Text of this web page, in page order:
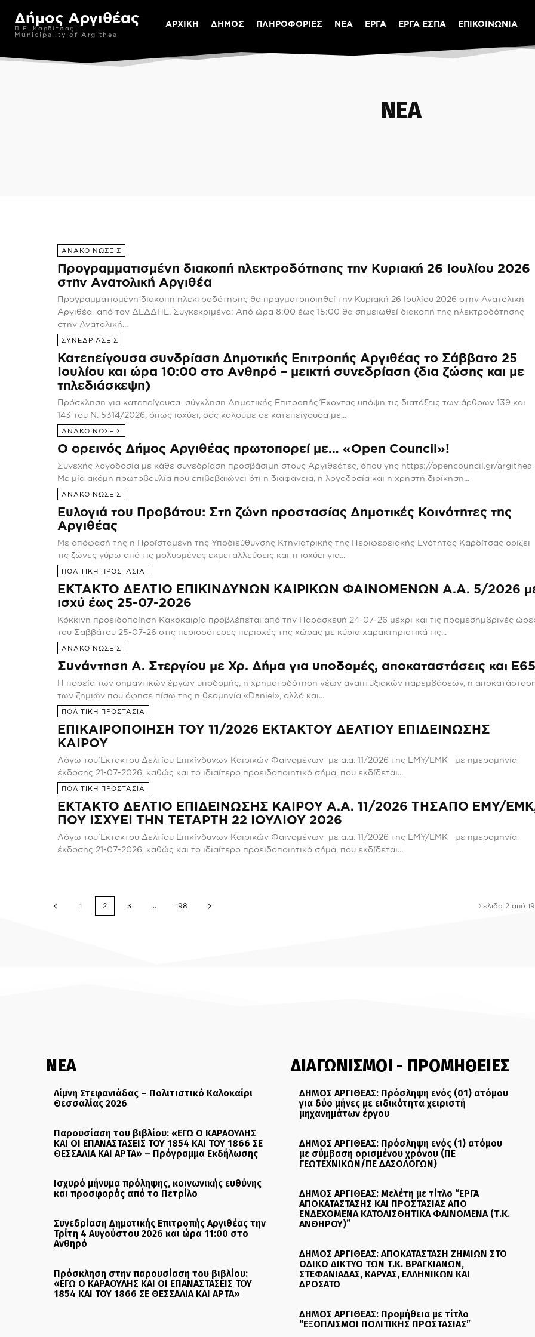
Δήμος Αργιθέας
Π.Ε. Καρδίτσας
Municipality of Argithea
ΑΡΧΙΚΗ ΔΗΜΟΣ ΠΛΗΡΟΦΟΡΙΕΣ ΝΕΑ ΕΡΓΑ ΕΡΓΑ ΕΣΠΑ ΕΠΙΚΟΙΝΩΝΙΑ
ΝΕΑ
ΑΝΑΚΟΙΝΩΣΕΙΣ
Προγραμματισμένη διακοπή ηλεκτροδότησης την Κυριακή 26 Ιουλίου 2026
στην Ανατολική Αργιθέα
Προγραμματισμένη διακοπή ηλεκτροδότησης θα πραγματοποιηθεί την Κυριακή 26 Ιουλίου 2026 στην Ανατολική
Αργιθέα από τον ΔΕΔΔΗΕ. Συγκεκριμένα: Από ώρα 8:00 έως 15:00 θα σημειωθεί διακοπή της ηλεκτροδότησης
στην Ανατολική...
ΣΥΝΕΔΡΙΑΣΕΙΣ
Κατεπείγουσα συνδρίαση Δημοτικής Επιτροπής Αργιθέας το Σάββατο 25
Ιουλίου και ώρα 10:00 στο Ανθηρό – μεικτή συνεδρίαση (δια ζώσης και με
τηλεδιάσκεψη)
Πρόσκληση για κατεπείγουσα σύγκληση Δημοτικής Επιτροπής Έχοντας υπόψη τις διατάξεις των άρθρων 139 και
143 του Ν. 5314/2026, όπως ισχύει, σας καλούμε σε κατεπείγουσα με...
ΑΝΑΚΟΙΝΩΣΕΙΣ
Ο ορεινός Δήμος Αργιθέας πρωτοπορεί με… «Open Council»!
Συνεχής λογοδοσία με κάθε συνεδρίαση προσβάσιμη στους Αργιθεάτες, όπου γης https://opencouncil.gr/argithea
Με μία ακόμη πρωτοβουλία που επιβεβαιώνει ότι η διαφάνεια, η λογοδοσία και η χρηστή διοίκηση...
ΑΝΑΚΟΙΝΩΣΕΙΣ
Ευλογιά του Προβάτου: Στη ζώνη προστασίας Δημοτικές Κοινότητες της
Αργιθέας
Με απόφασή της η Προϊσταμένη της Υποδιεύθυνσης Κτηνιατρικής της Περιφερειακής Ενότητας Καρδίτσας ορίζει
τις ζώνες γύρω από τις μολυσμένες εκμεταλλεύσεις και τι ισχύει για...
ΠΟΛΙΤΙΚΗ ΠΡΟΣΤΑΣΙΑ
ΕΚΤΑΚΤΟ ΔΕΛΤΙΟ ΕΠΙΚΙΝΔΥΝΩΝ ΚΑΙΡΙΚΩΝ ΦΑΙΝΟΜΕΝΩΝ Α.Α. 5/2026
ισχύ έως 25-07-2026
Κόκκινη προειδοποίηση Κακοκαιρία προβλέπεται από την Παρασκευή 24-07-26 μέχρι και τις προμεσημβρινές
του Σαββάτου 25-07-26 στις περισσότερες περιοχές της χώρας με κύρια χαρακτηριστικά τις...
ΑΝΑΚΟΙΝΩΣΕΙΣ
Συνάντηση Α. Στεργίου με Χρ. Δήμα για υποδομές, αποκαταστάσεις και Ε65
Η πορεία των σημαντικών έργων υποδομής, η χρηματοδότηση νέων αναπτυξιακών παρεμβάσεων, η
των ζημιών που άφησε πίσω της η θεομηνία «Daniel», αλλά και...
ΠΟΛΙΤΙΚΗ ΠΡΟΣΤΑΣΙΑ
ΕΠΙΚΑΙΡΟΠΟΙΗΣΗ ΤΟΥ 11/2026 ΕΚΤΑΚΤΟΥ ΔΕΛΤΙΟΥ ΕΠΙΔΕΙΝΩΣΗΣ
ΚΑΙΡΟΥ
Λόγω του Έκτακτου Δελτίου Επικίνδυνων Καιρικών Φαινομένων με α.α. 11/2026 της ΕΜΥ/ΕΜΚ με ημερομηνία
έκδοσης 21-07-2026, καθώς και το ιδιαίτερο προειδοποιητικό σήμα, που εκδίδεται...
ΠΟΛΙΤΙΚΗ ΠΡΟΣΤΑΣΙΑ
ΕΚΤΑΚΤΟ ΔΕΛΤΙΟ ΕΠΙΔΕΙΝΩΣΗΣ ΚΑΙΡΟΥ Α.Α. 11/2026 ΤΗΣΑΠΟ ΕΜΥ/
ΠΟΥ ΙΣΧΥΕΙ ΤΗΝ ΤΕΤΑΡΤΗ 22 ΙΟΥΛΙΟΥ 2026
Λόγω του Έκτακτου Δελτίου Επικίνδυνων Καιρικών Φαινομένων με α.α. 11/2026 της ΕΜΥ/ΕΜΚ με ημερομηνία
έκδοσης 21-07-2026, καθώς και το ιδιαίτερο προειδοποιητικό σήμα, που εκδίδεται...
1 2 3 ... 198 Σελίδα 2 από
ΝΕΑ
Λίμνη Στεφανιάδας – Πολιτιστικό Καλοκαίρι
Θεσσαλίας 2026
Παρουσίαση του βιβλίου: «ΕΓΩ Ο ΚΑΡΑΟΥΛΗΣ
ΚΑΙ ΟΙ ΕΠΑΝΑΣΤΑΣΕΙΣ ΤΟΥ 1854 ΚΑΙ ΤΟΥ 1866 ΣΕ
ΘΕΣΣΑΛΙΑ ΚΑΙ ΑΡΤΑ» – Πρόγραμμα Εκδήλωσης
Ισχυρό μήνυμα πρόληψης, κοινωνικής ευθύνης
και προσφοράς από το Πετρίλο
Συνεδρίαση Δημοτικής Επιτροπής Αργιθέας την
Τρίτη 4 Αυγούστου 2026 και ώρα 11:00 στο
Ανθηρό
Πρόσκληση στην παρουσίαση του βιβλίου:
«ΕΓΩ Ο ΚΑΡΑΟΥΛΗΣ ΚΑΙ ΟΙ ΕΠΑΝΑΣΤΑΣΕΙΣ ΤΟΥ
1854 ΚΑΙ ΤΟΥ 1866 ΣΕ ΘΕΣΣΑΛΙΑ ΚΑΙ ΑΡΤΑ»
ΔΙΑΓΩΝΙΣΜΟΙ - ΠΡΟΜΗΘΕΙΕΣ
ΔΗΜΟΣ ΑΡΓΙΘΕΑΣ: Πρόσληψη ενός (01) ατόμου
για δύο μήνες με ειδικότητα χειριστή
μηχανημάτων έργου
ΔΗΜΟΣ ΑΡΓΙΘΕΑΣ: Πρόσληψη ενός (1) ατόμου
με σύμβαση ορισμένου χρόνου (ΠΕ
ΓΕΩΤΕΧΝΙΚΩΝ/ΠΕ ΔΑΣΟΛΟΓΩΝ)
ΔΗΜΟΣ ΑΡΓΙΘΕΑΣ: Μελέτη με τίτλο “ΕΡΓΑ
ΑΠΟΚΑΤΑΣΤΑΣΗΣ ΚΑΙ ΠΡΟΣΤΑΣΙΑΣ ΑΠΟ
ΕΝΔΕΧΟΜΕΝΑ ΚΑΤΟΛΙΣΘΗΤΙΚΑ ΦΑΙΝΟΜΕΝΑ (Τ.Κ.
ΑΝΘΗΡΟΥ)”
ΔΗΜΟΣ ΑΡΓΙΘΕΑΣ: ΑΠΟΚΑΤΑΣΤΑΣΗ ΖΗΜΙΩΝ ΣΤΟ
ΟΔΙΚΟ ΔΙΚΤΥΟ ΤΩΝ Τ.Κ. ΒΡΑΓΚΙΑΝΩΝ,
ΣΤΕΦΑΝΙΑΔΑΣ, ΚΑΡΥΑΣ, ΕΛΛΗΝΙΚΩΝ ΚΑΙ
ΔΡΟΣΑΤΟ
ΔΗΜΟΣ ΑΡΓΙΘΕΑΣ: Προμήθεια με τίτλο
“ΕΞΟΠΛΙΣΜΟΙ ΠΟΛΙΤΙΚΗΣ ΠΡΟΣΤΑΣΙΑΣ”